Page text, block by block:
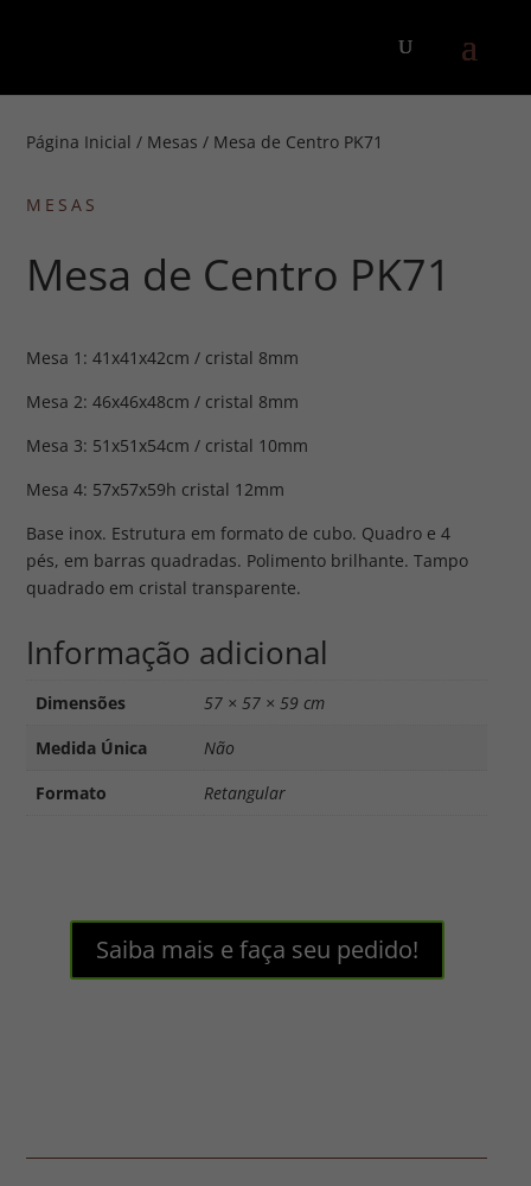
Página Inicial / Mesas / Mesa de Centro PK71
MESAS
Mesa de Centro PK71
Mesa 1: 41x41x42cm / cristal 8mm
Mesa 2: 46x46x48cm / cristal 8mm
Mesa 3: 51x51x54cm / cristal 10mm
Mesa 4: 57x57x59h cristal 12mm
Base inox. Estrutura em formato de cubo. Quadro e 4
pés, em barras quadradas. Polimento brilhante. Tampo
quadrado em cristal transparente.
Informação adicional
Dimensões
57 × 57 × 59 cm
Medida Única
Não
Formato
Retangular
Saiba mais e faça seu pedido!